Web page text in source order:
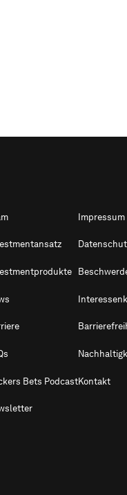
Bets Podcast
Impressum
Kontakt